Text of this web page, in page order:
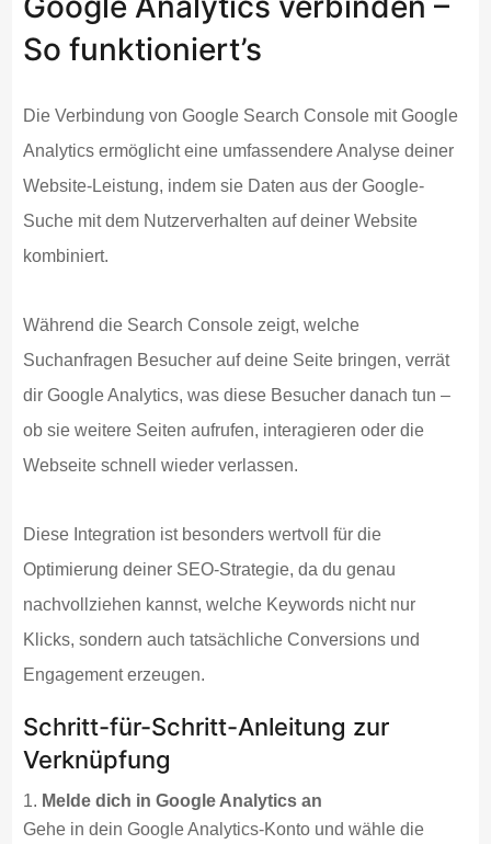
So funktioniert’s
Die Verbindung von Google Search Console mit Google
Analytics ermöglicht eine umfassendere Analyse deiner
Website-Leistung, indem sie Daten aus der Google-
Suche mit dem Nutzerverhalten auf deiner Website
kombiniert.
Während die Search Console zeigt, welche
Suchanfragen Besucher auf deine Seite bringen, verrät
dir Google Analytics, was diese Besucher danach tun –
ob sie weitere Seiten aufrufen, interagieren oder die
Webseite schnell wieder verlassen.
Diese Integration ist besonders wertvoll für die
Optimierung deiner SEO-Strategie, da du genau
nachvollziehen kannst, welche Keywords nicht nur
Klicks, sondern auch tatsächliche Conversions und
Engagement erzeugen.
Schritt-für-Schritt-Anleitung zur
Verknüpfung
Melde dich in Google Analytics an
Gehe in dein Google Analytics-Konto und wähle die